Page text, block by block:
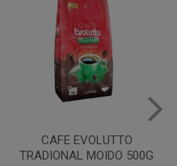
CAFE EVOLUTTO PREMIUM
MOIDO 500G COOXUPE